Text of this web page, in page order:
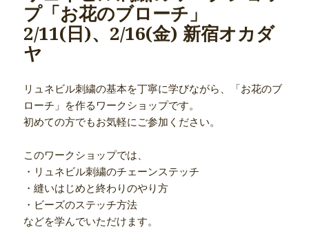
プ「お花のブローチ」
2/11(日)、2/16(金) 新宿オカダ
ヤ
リュネビル刺繍の基本を丁寧に学びながら、「お花のブ
ローチ」を作るワークショップです。
初めての方でもお気軽にご参加ください。
このワークショップでは、
・リュネビル刺繍のチェーンステッチ
・縫いはじめと終わりのやり方
・ビーズのステッチ方法
などを学んでいただけます。